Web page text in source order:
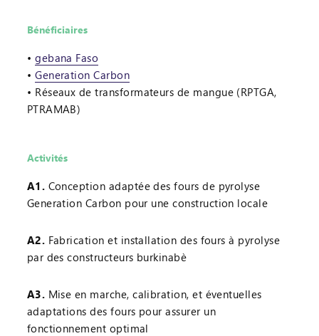
Bénéficiaires
gebana Faso
Generation Carbon
Réseaux de transformateurs de mangue (RPTGA,
PTRAMAB)
Activités
A1. Conception adaptée des fours de pyrolyse
Generation Carbon pour une construction locale
A2. Fabrication et installation des fours à pyrolyse
par des constructeurs burkinabè
A3. Mise en marche, calibration, et éventuelles
adaptations des fours pour assurer un
fonctionnement optimal